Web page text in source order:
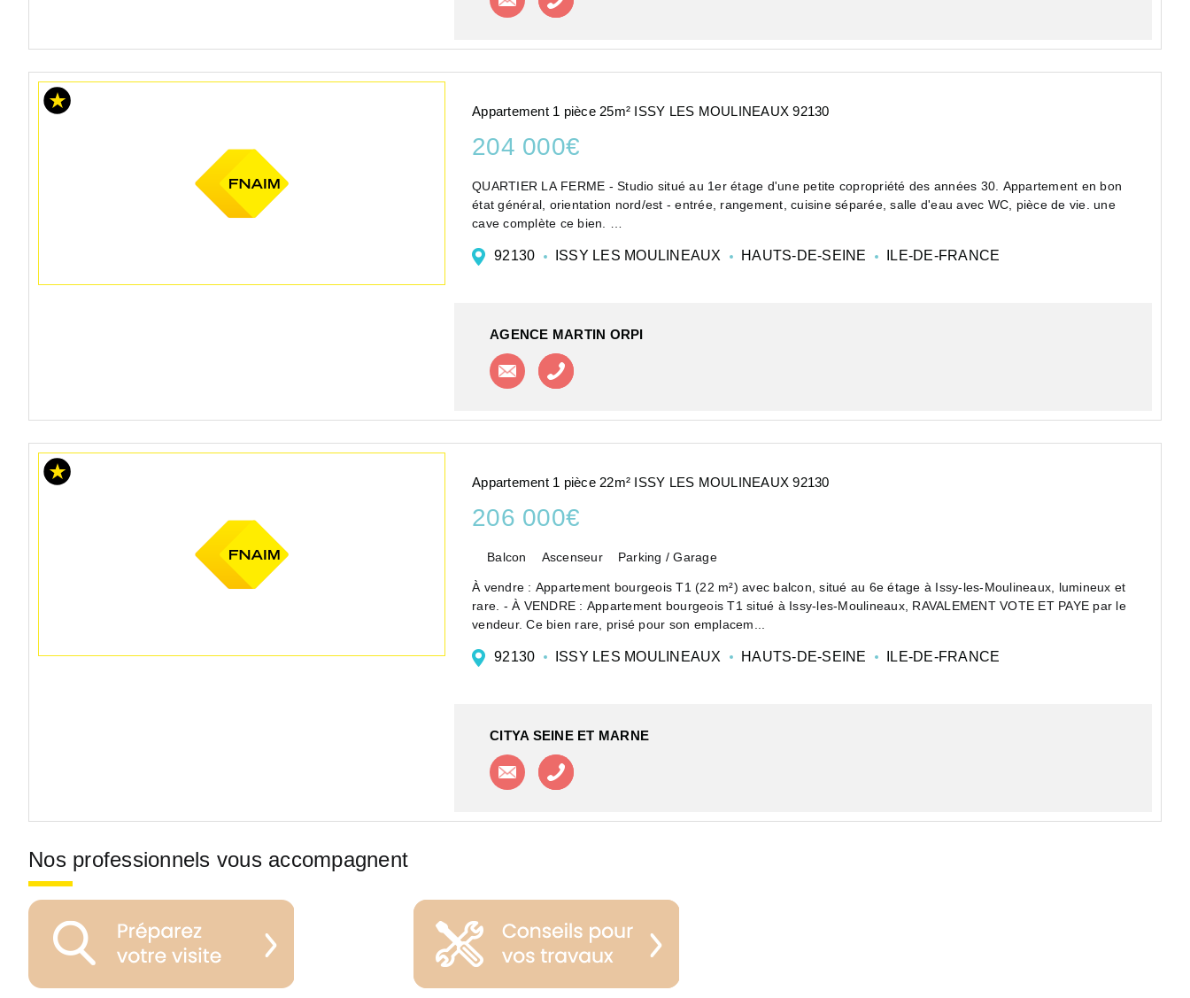
Appartement 1 pièce 25m² ISSY LES MOULINEAUX 92130
204 000€
QUARTIER LA FERME - Studio situé au 1er étage d'une petite copropriété des années 30. Appartement en bon
état général, orientation nord/est - entrée, rangement, cuisine séparée, salle d'eau avec WC, pièce de vie. une
cave complète ce bien.
92130 ISSY LES MOULINEAUX HAUTS-DE-SEINE ILE-DE-FRANCE
AGENCE MARTIN ORPI
Contacter l'agence
Appartement 1 pièce 22m² ISSY LES MOULINEAUX 92130
206 000€
Balcon Ascenseur Parking / Garage
À vendre : Appartement bourgeois T1 (22 m²) avec balcon, situé au 6e étage à Issy-les-Moulineaux, lumineux et
rare. - À VENDRE : Appartement bourgeois T1 situé à Issy-les-Moulineaux, RAVALEMENT VOTE ET PAYE par le
vendeur. Ce bien rare, prisé pour son emplacem...
92130 ISSY LES MOULINEAUX HAUTS-DE-SEINE ILE-DE-FRANCE
CITYA SEINE ET MARNE
Contacter l'agence
Nos professionnels vous accompagnent